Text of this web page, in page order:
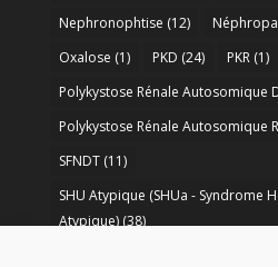
Nephronophtise (12)
Oxalose (1) PKD (24) PKR(1)
Polykystose Rénale Autosomique
Polykystose Rénale Autosomique
SFNDT(11)
SHU Atypique (SHUa - Syndrome
Atypique)(38)